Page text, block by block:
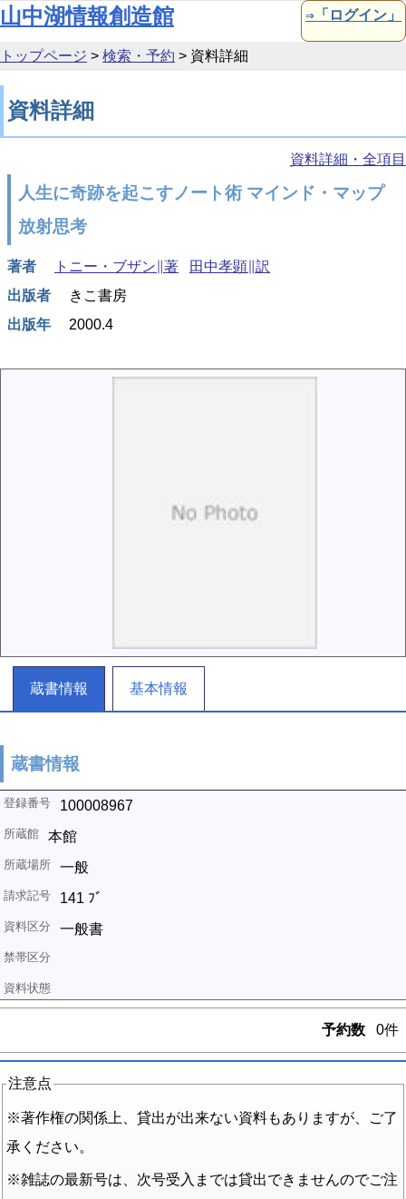
本文へ移動
山中湖情報創造館 ⇒「ログイン」
トップページ > 検索・予約 > 資料詳細
資料詳細
資料詳細・全項目
人生に奇跡を起こすノート術 マインド・マップ
放射思考
著者 トニー・ブザン∥著
田中孝顕∥訳
出版者
きこ書房
出版年
2000.4
蔵書情報 基本情報
蔵書情報
100008967
本館
一般
141 ﾌﾞ
一般書
予約数 0件
注意点
※著作権の関係上、貸出が出来ない資料もありますが、ご了
承ください。
※雑誌の最新号は、次号受入までは貸出できませんのでご注